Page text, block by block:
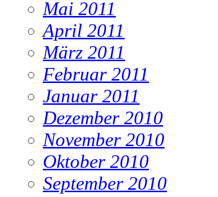
Mai 2011
April 2011
März 2011
Februar 2011
Januar 2011
Dezember 2010
November 2010
Oktober 2010
September 2010